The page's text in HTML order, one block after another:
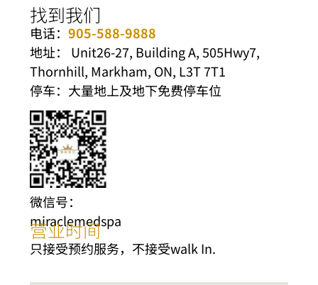
找到我们
电话： 905-588-9888
地址： Unit26-27, Building A, 505Hwy7,
Thornhill, Markham, ON, L3T 7T1
停车：大量地上及地下免费停车位
微信号：
miraclemedspa
营业时间
只接受预约服务，不接受walk In.